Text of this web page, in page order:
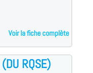
Voir la fiche complète
RQSE)